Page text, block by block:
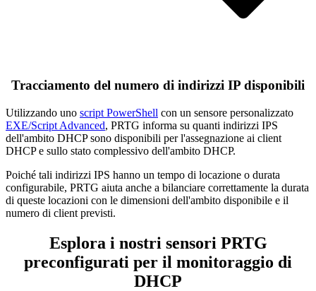
Tracciamento del numero di indirizzi IP disponibili
Utilizzando uno script PowerShell con un sensore personalizzato
EXE/Script Advanced, PRTG informa su quanti indirizzi IPS
dell'ambito DHCP sono disponibili per l'assegnazione ai client
DHCP e sullo stato complessivo dell'ambito DHCP.
Poiché tali indirizzi IPS hanno un tempo di locazione o durata
configurabile, PRTG aiuta anche a bilanciare correttamente la durata
di queste locazioni con le dimensioni dell'ambito disponibile e il
numero di client previsti.
Esplora i nostri sensori PRTG
preconfigurati per il monitoraggio di
DHCP